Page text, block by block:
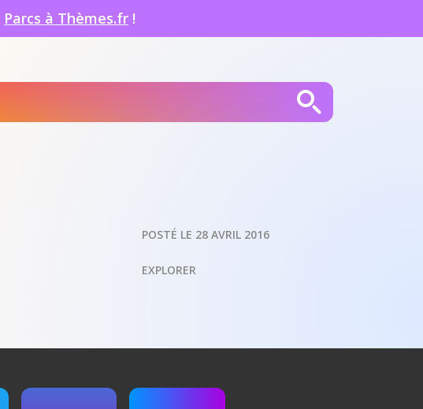
Parcs à Thèmes.fr !
POSTÉ LE 28 AVRIL 2016
EXPLORER